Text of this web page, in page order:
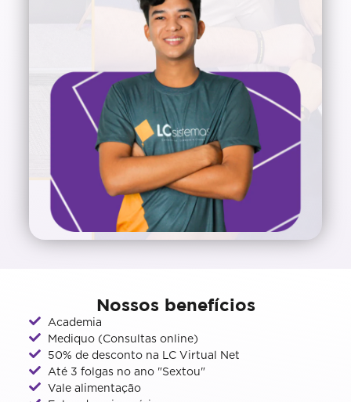
Academia
Mediquo (Consultas online)
50% de desconto na LC Virtual Net
Até 3 folgas no ano "Sextou"
Vale alimentação
Nossos benefícios